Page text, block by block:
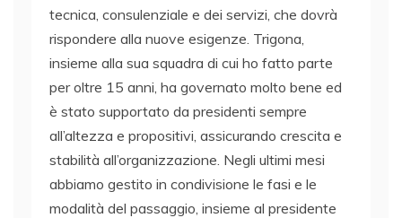
tecnica, consulenziale e dei servizi, che dovrà
rispondere alla nuove esigenze. Trigona,
insieme alla sua squadra di cui ho fatto parte
per oltre 15 anni, ha governato molto bene ed
è stato supportato da presidenti sempre
all’altezza e propositivi, assicurando crescita e
stabilità all’organizzazione. Negli ultimi mesi
abbiamo gestito in condivisione le fasi e le
modalità del passaggio, insieme al presidente